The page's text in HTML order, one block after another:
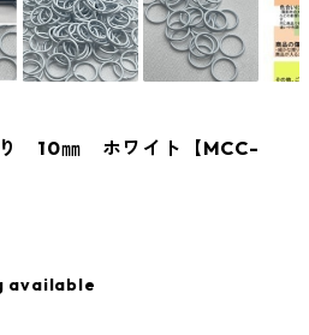
10㎜ ホワイト【MCC-
available